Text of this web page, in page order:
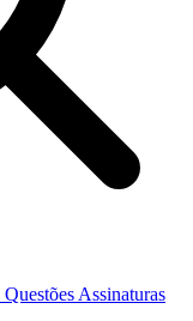
Questões Assinaturas